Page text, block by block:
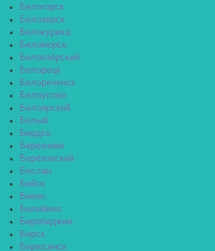
Белогорск
Белозерск
Белокуриха
Беломорск
Белоозёрский
Белорецк
Белореченск
Белоусово
Белоярский
Белый
Бердск
Березники
Берёзовский
Беслан
Бийск
Бикин
Билибино
Биробиджан
Бирск
Бирюсинск